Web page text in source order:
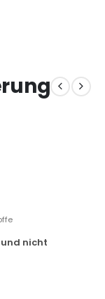
nicht